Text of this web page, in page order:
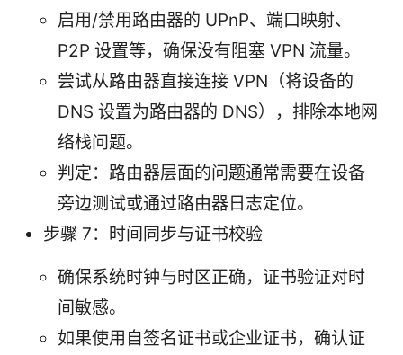
启用/禁用路由器的 UPnP、端口映射、
P2P 设置等，确保没有阻塞 VPN 流量。
尝试从路由器直接连接 VPN（将设备的
DNS 设置为路由器的 DNS），排除本地网
络栈问题。
判定：路由器层面的问题通常需要在设备
旁边测试或通过路由器日志定位。
步骤 7：时间同步与证书校验
确保系统时钟与时区正确，证书验证对时
间敏感。
如果使用自签名证书或企业证书，确认证